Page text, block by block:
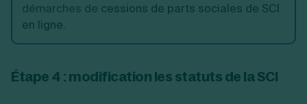
démarches de cessions de parts sociales de SCI
en ligne.
Étape 4 : modification les statuts de la SCI